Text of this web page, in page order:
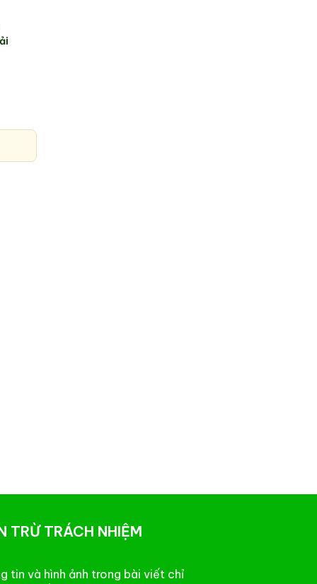
TRỪ TRÁCH NHIỆM
tin và hình ảnh trong bài viết chỉ